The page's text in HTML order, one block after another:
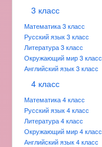
3 класс
Математика 3 класс
Русский язык 3 класс
Литература 3 класс
Окружающий мир 3 класс
Английский язык 3 класс
4 класс
Математика 4 класс
Русский язык 4 класс
Литература 4 класс
Окружающий мир 4 класс
Английский язык 4 класс